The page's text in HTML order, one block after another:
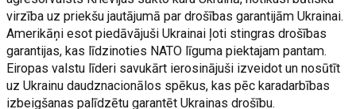
virzība uz priekšu jautājumā par drošības garantijām Ukrainai.
Amerikāņi esot piedāvājuši Ukrainai ļoti stingras drošības
garantijas, kas līdzinoties NATO līguma piektajam pantam.
Eiropas valstu līderi savukārt ierosinājuši izveidot un nosūtīt
uz Ukrainu daudznacionālos spēkus, kas pēc karadarbības
izbeigšanas palīdzētu garantēt Ukrainas drošību.